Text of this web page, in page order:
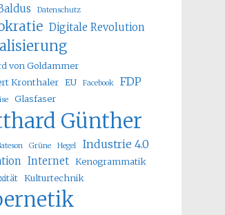
Datenschutz
Digitale Revolution
von Goldammer
Kronthaler EU Facebook FDP
Glasfaser
Günther
Grüne Hegel Industrie 4.0
Internet Kenogrammatik
Kulturtechnik